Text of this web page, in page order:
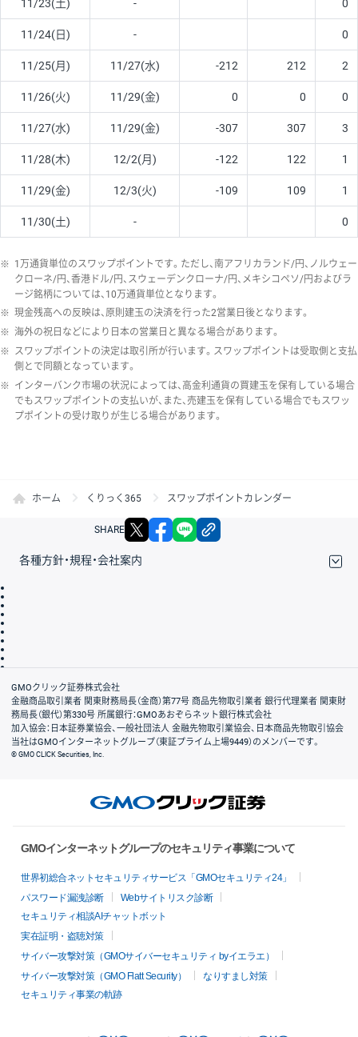
11/23(土) - 0
11/24(日) - 0
11/25(月) 11/27(水) -212 212 2
11/26(火) 11/29(金) 0 0 0
11/27(水) 11/29(金) -307 307 3
11/28(木) 12/2(月) -122 122 1
11/29(金) 12/3(火) -109 109 1
11/30(土) - 0
※ 1万通貨単位のスワップポイントです。ただし、南アフリカランド/円、ノルウェー
クローネ/円、香港ドル/円、スウェーデンクローナ/円、メキシコペソ/円およびラ
ージ銘柄については、10万通貨単位となります。
※ 現金残高への反映は、原則建玉の決済を行った2営業日後となります。
※ 海外の祝日などにより日本の営業日と異なる場合があります。
※ スワップポイントの決定は取引所が行います。スワップポイントは受取側と支払
側とで同額となっています。
※ インターバンク市場の状況によっては、高金利通貨の買建玉を保有している場合
でもスワップポイントの支払いが、また、売建玉を保有している場合でもスワッ
プポイントの受け取りが生じる場合があります。
ホーム くりっく365 スワップポイントカレンダー
SHARE X facebook
各種方針・規程・会社案内
会社案内
GMOクリック証券株式会社
金融商品取引業者 関東財務局長（金商）第77号 商品先物取引業者 銀行代理業者 関東財
務局長（銀代）第330号 所属銀行：GMOあおぞらネット銀行株式会社
加入協会：日本証券業協会、一般社団法人 金融先物取引業協会、日本商品先物取引協会
当社はGMOインターネットグループ（東証プライム上場9449）のメンバーです。
© GMO CLICK Securities, Inc.
GMOインターネットグループのセキュリティ事業について
世界初総合ネットセキュリティサービス「GMOセキュリティ24」
パスワード漏洩診断
Webサイトリスク診断
セキュリティ相談AIチャットボット
実在証明・盗聴対策
サイバー攻撃対策（GMOサイバーセキュリティ byイエラエ）
サイバー攻撃対策（GMO Flatt Security）
なりすまし対策
セキュリティ事業の軌跡